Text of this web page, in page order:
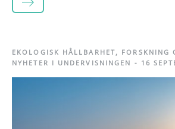
LÄS MER
EKOLOGISK HÅLLBARHET, FORSKNING
NYHETER I UNDERVISNINGEN - 16